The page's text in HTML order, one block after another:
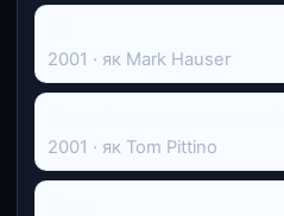
2001 · як Mark Hauser
2001 · як Tom Pittino